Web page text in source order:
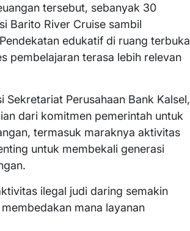
tersebut, sebanyak 30
Barito River Cruise sambil
edukatif di ruang terbuka
pembelajaran terasa lebih relevan
Sekretariat Perusahaan Bank Kalsel,
dari komitmen pemerintah untuk
termasuk maraknya aktivitas
untuk membekali generasi
ilegal judi daring semakin
mana layanan